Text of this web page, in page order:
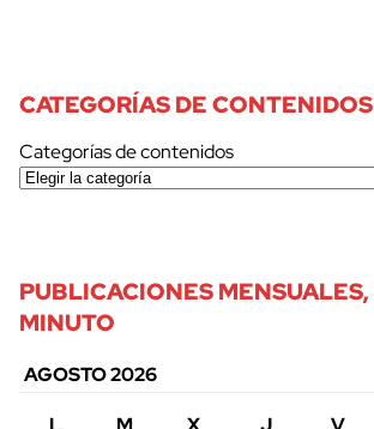
CATEGORÍAS DE CONTENIDOS
Categorías de contenidos
PUBLICACIONES
MINUTO
AGOSTO 2026